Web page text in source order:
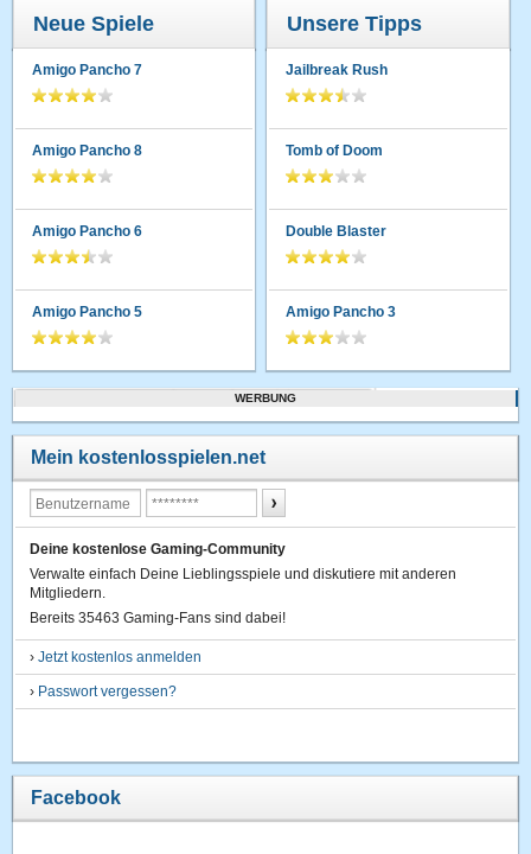
Neue Spiele
Amigo Pancho 7
Amigo Pancho 8
Amigo Pancho 6
Amigo Pancho 5
Unsere Tipps
Jailbreak Rush
Tomb of Doom
Double Blaster
Amigo Pancho 3
WERBUNG
Mein kostenlosspielen.net
Deine kostenlose Gaming-Community
Verwalte einfach Deine Lieblingsspiele und diskutiere mit anderen
Mitgliedern.
Bereits 35463 Gaming-Fans sind dabei!
›Jetzt kostenlos anmelden
› Passwort vergessen?
Facebook